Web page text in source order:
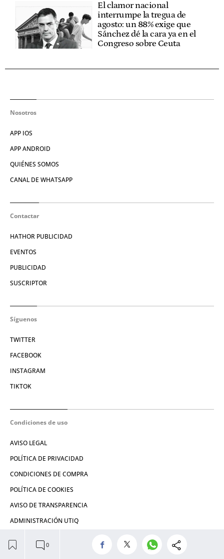
El clamor nacional
interrumpe la tregua de
agosto: un 88% exige que
Sánchez dé la cara ya en el
Congreso sobre Ceuta
Nosotros
APP IOS
APP ANDROID
QUIÉNES SOMOS
CANAL DE WHATSAPP
Contactar
HATHOR PUBLICIDAD
EVENTOS
PUBLICIDAD
SUSCRIPTOR
Síguenos
TWITTER
FACEBOOK
INSTAGRAM
TIKTOK
Condiciones de uso
AVISO LEGAL
POLÍTICA DE PRIVACIDAD
CONDICIONES DE COMPRA
POLÍTICA DE COOKIES
AVISO DE TRANSPARENCIA
ADMINISTRACIÓN UTIQ